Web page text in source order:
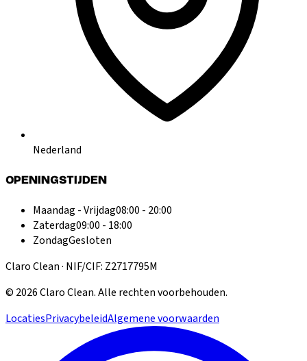
Nederland
OPENINGSTIJDEN
Maandag - Vrijdag08:00 - 20:00
Zaterdag09:00 - 18:00
ZondagGesloten
Claro Clean · NIF/CIF: Z2717795M
© 2026Claro Clean.Alle rechten voorbehouden.
LocatiesPrivacybeleidAlgemene voorwaarden